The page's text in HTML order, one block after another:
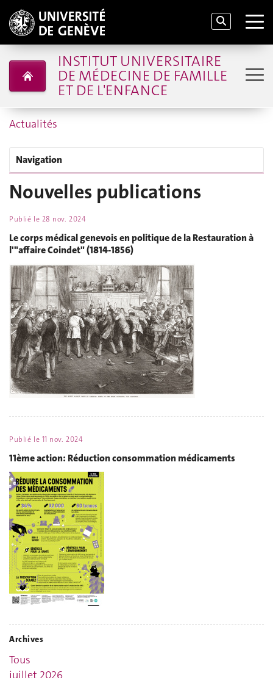
INSTITUT UNIVERSITAIRE
DE MÉDECINE DE FAMILLE
ET DE L'ENFANCE
Actualités
Navigation
Nouvelles publications
Publié le 28 nov. 2024
Le corps médical genevois en politique de la Restauration à
l'"affaire Coindet" (1814-1856)
Publié le 11 nov. 2024
11ème action: Réduction consommation médicaments
Archives
Tous
juillet 2026